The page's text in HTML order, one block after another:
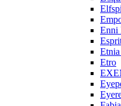
Enni
Etro